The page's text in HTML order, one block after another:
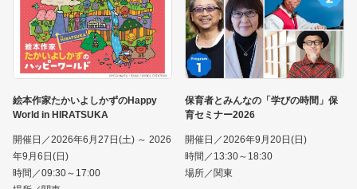
絵本作家たかいよしかずのHappy
World in HIRATSUKA
開催日／2026年6月27日(土) ～ 2026
年9月6日(日)
時間／09:30～17:00
保育者とみんなの「学びの時間」保
育セミナー2026
開催日／2026年9月20日(日)
時間／13:30～18:30
場所／関東